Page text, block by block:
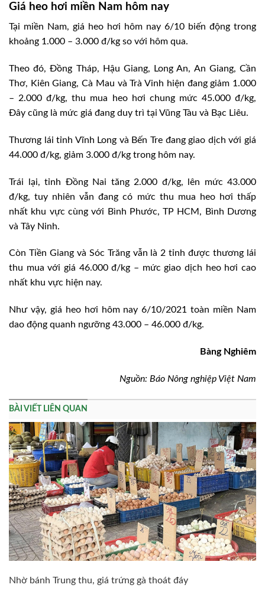
Giá heo hơi miền Nam hôm nay
Tại miền Nam, giá heo hơi hôm nay 6/10 biến động trong
khoảng 1.000 – 3.000 đ/kg so với hôm qua.
Theo đó, Đồng Tháp, Hậu Giang, Long An, An Giang, Cần
Thơ, Kiên Giang, Cà Mau và Trà Vinh hiện đang giảm 1.000
– 2.000 đ/kg, thu mua heo hơi chung mức 45.000 đ/kg,
Đây cũng là mức giá đang duy trì tại Vũng Tàu và Bạc Liêu.
Thương lái tỉnh Vĩnh Long và Bến Tre đang giao dịch với giá
44.000 đ/kg, giảm 3.000 đ/kg trong hôm nay.
Trái lại, tỉnh Đồng Nai tăng 2.000 đ/kg, lên mức 43.000
đ/kg, tuy nhiên vẫn đang có mức thu mua heo hơi thấp
nhất khu vực cùng với Bình Phước, TP HCM, Bình Dương
và Tây Ninh.
Còn Tiền Giang và Sóc Trăng vẫn là 2 tỉnh được thương lái
thu mua với giá 46.000 đ/kg – mức giao dịch heo hơi cao
nhất khu vực hiện nay.
Như vậy, giá heo hơi hôm nay 6/10/2021 toàn miền Nam
dao động quanh ngưỡng 43.000 – 46.000 đ/kg.
Bàng Nghiêm
Nguồn: Báo Nông nghiệp Việt Nam
BÀI VIẾT LIÊN QUAN
Nhờ bánh Trung thu, giá trứng gà thoát đáy